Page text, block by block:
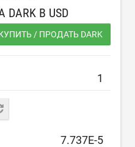
В USD
/ ПРОДАТЬ DARK